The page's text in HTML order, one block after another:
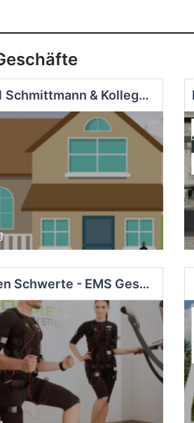
CENTURY 21 Schmittmann & Kollegen Immobilienmakler Dortmund
Körperformen Schwerte - EMS Gesundheitsstudio